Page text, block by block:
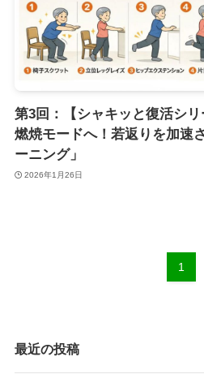
第3回：【シャキッと復活シ
燃焼モードへ！若返りを加速
ーニング」
2026年1月26日
1
最近の投稿